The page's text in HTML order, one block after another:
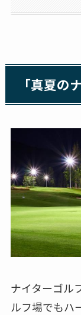
「真夏の
ナイターゴル
ルフ場でもハ